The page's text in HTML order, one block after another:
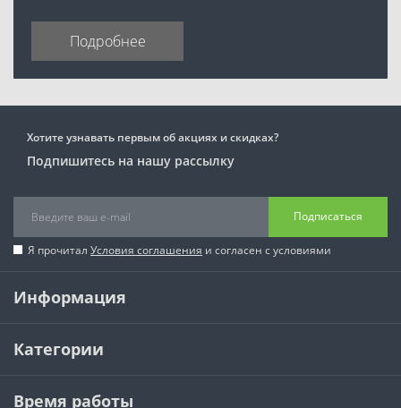
Подробнее
Хотите узнавать первым об акциях и скидках?
Подпишитесь на нашу рассылку
Подписаться
Я прочитал Условия соглашения и согласен с условиями
Информация
Категории
Время работы